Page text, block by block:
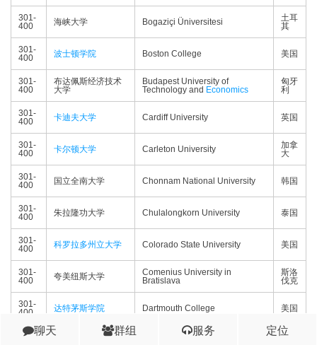
301-
400
海峡大学 Bogaziçi Üniversitesi
土耳
其
301-
400
波士顿学院 Boston College 美国
301-
400
布达佩斯经济技术
大学
Budapest University of
Technology and Economics
匈牙
利
301-
400
卡迪夫大学 Cardiff University 英国
301-
400
卡尔顿大学 Carleton University
加拿
大
301-
400
国立全南大学 Chonnam National University 韩国
301-
400
朱拉隆功大学 Chulalongkorn University 泰国
301-
400
科罗拉多州立大学 Colorado State University 美国
301-
400
夸美纽斯大学
Comenius University in
Bratislava
斯洛
伐克
301-
400
达特茅斯学院 Dartmouth College 美国
301-聊天 群组 服务 定位